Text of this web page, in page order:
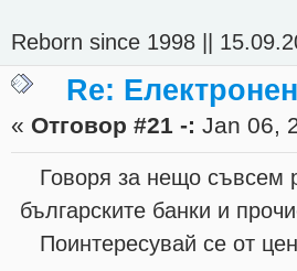
Reborn since 1998 ||
Re:
« Отговор #21 -: Jan 06,
Говоря за нещо съвсем
българските банки и
Поинтересувай се от